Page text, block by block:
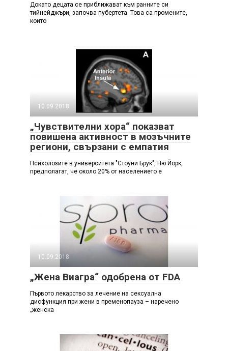
Докато децата се приближават към ранните си
тийнейджъри, започва пубертета. Това са промените,
които
10.09.2018
„Чувствителни хора“ показват
повишена активност в мозъчните
региони, свързани с емпатия
Психолозите в университета "Стоуни Брук", Ню Йорк,
предполагат, че около 20% от населението е
10.09.2018
„Жена Виагра“ одобрена от FDA
Първото лекарство за лечение на сексуална
дисфункция при жени в пременопауза – наречено
„женска